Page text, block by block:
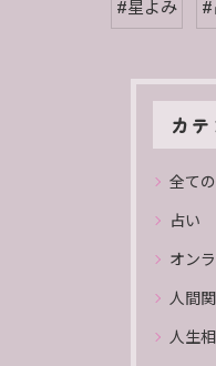
#星よみ #
カ
全て
占い
オン
人間
人生